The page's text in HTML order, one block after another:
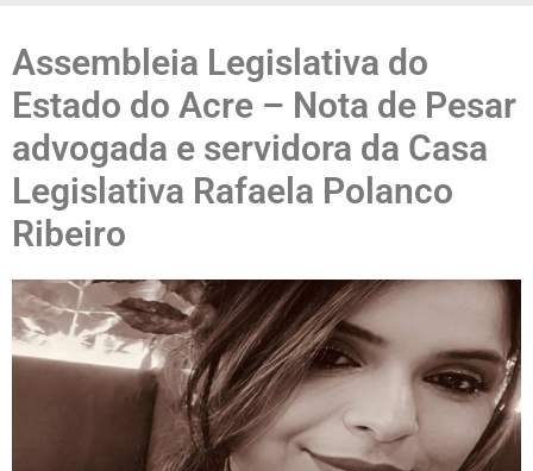
Assembleia Legislativa do
Estado do Acre – Nota de Pesar
advogada e servidora da Casa
Legislativa Rafaela Polanco
Ribeiro